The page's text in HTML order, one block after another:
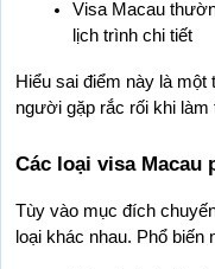
Visa Macau
lịch trình chi tiết
Hiểu sai điểm này là một
người gặp rắc rối khi làm
Các loại visa Macau
Tùy vào mục đích
loại khác nhau. Phổ biến